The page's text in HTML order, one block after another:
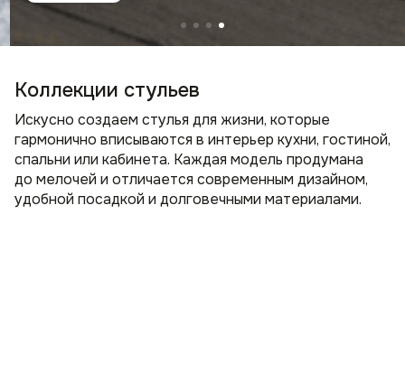
Коллекции стульев
Искусно создаем стулья для жизни, которые
гармонично вписываются в интерьер кухни, гостиной,
спальни или кабинета. Каждая модель продумана
до мелочей и отличается современным дизайном,
удобной посадкой и долговечными материалами.